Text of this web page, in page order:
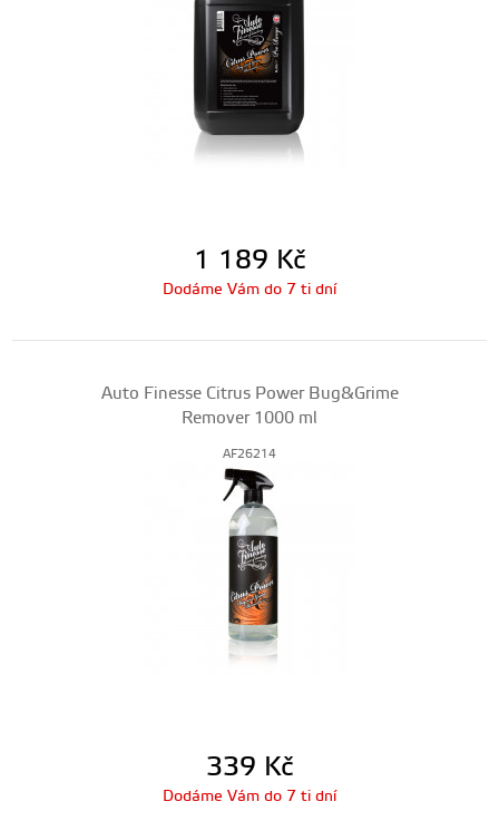
1 189 Kč
Dodáme Vám do 7 ti dní
Auto Finesse Citrus Power Bug&Grime
Remover 1000 ml
AF26214
339 Kč
Dodáme Vám do 7 ti dní